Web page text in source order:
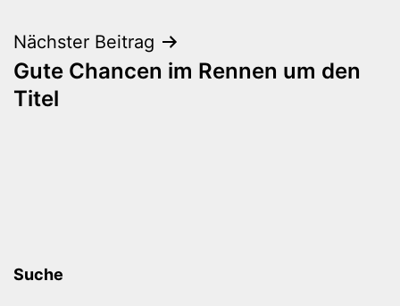
Nächster Beitrag
Gute Chancen im Rennen um den
Titel
Suche